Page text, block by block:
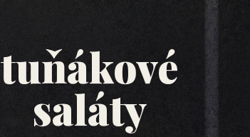
tuňákové
saláty